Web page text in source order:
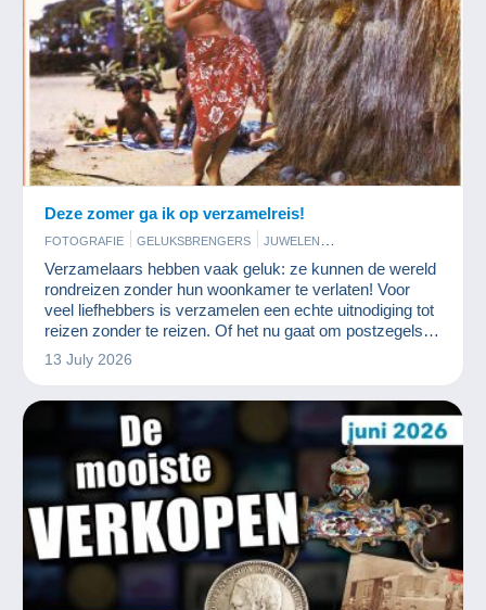
Deze zomer ga ik op verzamelreis!
FOTOGRAFIE GELUKSBRENGERS
JUWELEN
KUNST EN ANTIQUITEITEN
MODERNE VERZAMELKAARTEN
MUNTEN EN BANKBILJETTEN
POSTKAARTEN
POSTZEGELS
STRIPVERHALEN
Verzamelaars hebben vaak geluk: ze kunnen de wereld
rondreizen zonder hun woonkamer te verlaten! Voor
veel liefhebbers is verzamelen een echte uitnodiging tot
reizen zonder te reizen. Of het nu gaat om postzegels,
ansichtkaarten, munten of antieke voorwerpen, elk stuk
vertelt een verhaal uit een andere wereld. En Delcampe
13 July 2026